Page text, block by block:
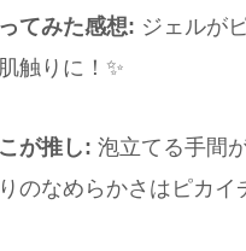
てみた感想: ジェルが
触りに！✨
が推し: 泡立てる手間
のなめらかさはピカイ